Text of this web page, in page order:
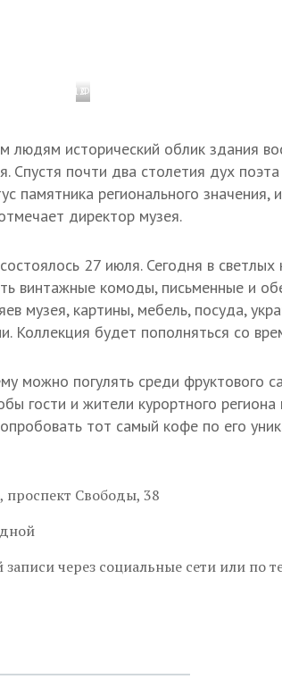
Фото: Иван Губский/ТАСС
1 / 12
людям исторический облик здания
Спустя почти два столетия дух
памятника регионального значения,
директор музея.
27 июля. Сегодня в светлых
винтажные комоды, письменные и
музея, картины, мебель, посуда,
Коллекция будет пополняться со
можно погулять среди фруктового
гости и жители курортного региона
тот самый кофе по его
проспект Свободы, 38
через социальные сети или по